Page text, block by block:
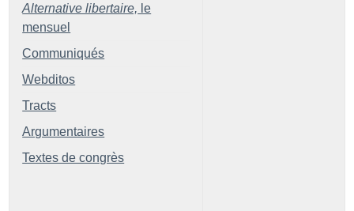
Alternative libertaire, le
mensuel
Communiqués
Webditos
Tracts
Argumentaires
Textes de congrès